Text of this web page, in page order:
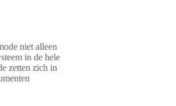
niet alleen
in de hele
zetten zich in